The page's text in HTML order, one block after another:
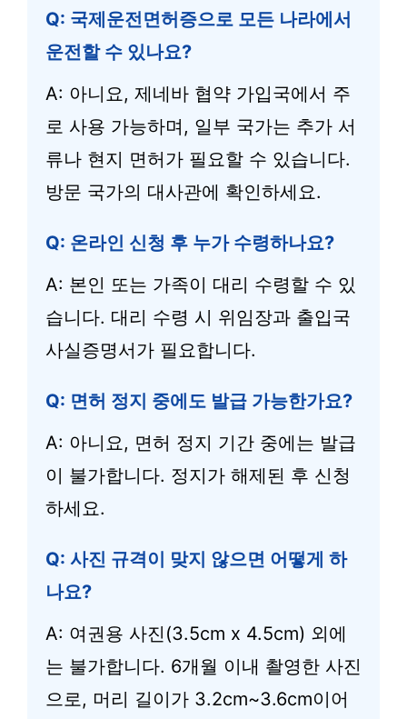
Q: 국제운전면허증으로 모든 나라에서
운전할 수 있나요?
A: 아니요, 제네바 협약 가입국에서 주
로 사용 가능하며, 일부 국가는 추가 서
류나 현지 면허가 필요할 수 있습니다.
방문 국가의 대사관에 확인하세요.
Q: 온라인 신청 후 누가 수령하나요?
A: 본인 또는 가족이 대리 수령할 수 있
습니다. 대리 수령 시 위임장과 출입국
사실증명서가 필요합니다.
Q: 면허 정지 중에도 발급 가능한가요?
A: 아니요, 면허 정지 기간 중에는 발급
이 불가합니다. 정지가 해제된 후 신청
하세요.
Q: 사진 규격이 맞지 않으면 어떻게 하
나요?
A: 여권용 사진(3.5cm x 4.5cm) 외에
는 불가합니다. 6개월 이내 촬영한 사진
으로, 머리 길이가 3.2cm~3.6cm이어